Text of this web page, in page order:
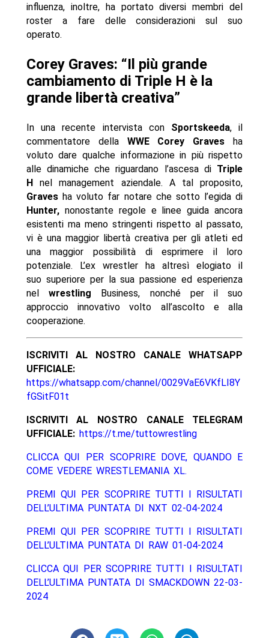
influenza, inoltre, ha portato diversi membri del
roster a fare delle considerazioni sul suo
operato.
Corey Graves: “Il più grande
cambiamento di Triple H è la
grande libertà creativa”
In una recente intervista con Sportskeeda, il
commentatore della WWE Corey Graves ha
voluto dare qualche informazione in più rispetto
alle dinamiche che riguardano l’ascesa di Triple
Hnel management aziendale. A tal proposito,
Gravesha voluto far notare che sotto l’egida di
Hunter,nonostante regole e linee guida ancora
esistenti ma meno stringenti rispetto al passato,
vi è una maggior libertà creativa per gli atleti ed
una maggior possibilità di esprimere il loro
potenziale. L’ex wrestler ha altresì elogiato il
suo superiore per la sua passione ed esperienza
nelwrestling Business, nonché per il suo
approccio innovativo volto all’ascolto e alla
cooperazione.
ISCRIVITI AL NOSTRO CANALE WHATSAPP
UFFICIALE:
https://whatsapp.com/channel/0029VaE6VKfLI8Y
fGSitF01t
ISCRIVITI AL NOSTRO CANALE TELEGRAM
UFFICIALE: https://t.me/tuttowrestling
CLICCA QUI PER SCOPRIRE DOVE, QUANDO E
COME VEDERE WRESTLEMANIA XL.
PREMI QUI PER SCOPRIRE TUTTI I RISULTATI
DELL’ULTIMA PUNTATA DI NXT 02-04-2024
PREMI QUI PER SCOPRIRE TUTTI I RISULTATI
DELL’ULTIMA PUNTATA DI RAW 01-04-2024
CLICCA QUI PER SCOPRIRE TUTTI I RISULTATI
DELL’ULTIMA PUNTATA DI SMACKDOWN 22-03-
2024